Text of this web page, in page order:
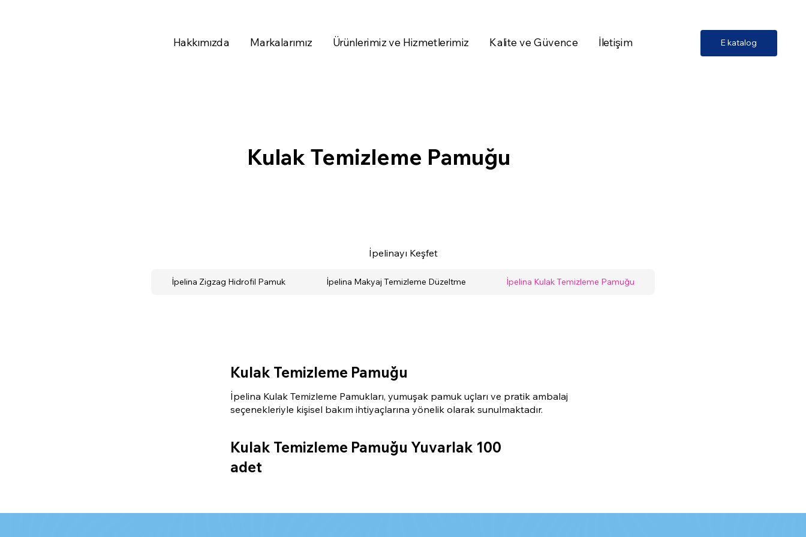
Hakkımızda Markalarımız Ürünlerimiz ve Hizmetlerimiz Kalite ve Güvence İletişim E katalog
Kulak Temizleme Pamuğu
İpelinayı Keşfet
İpelina Zigzag Hidrofil Pamuk İpelina Makyaj Temizleme Düzeltme İpelina Kulak Temizleme Pamuğu
Kulak Temizleme Pamuğu
İpelina Kulak Temizleme Pamukları, yumuşak pamuk uçları ve pratik ambalaj
seçenekleriyle kişisel bakım ihtiyaçlarına yönelik olarak sunulmaktadır.
Kulak Temizleme Pamuğu Yuvarlak 100
adet